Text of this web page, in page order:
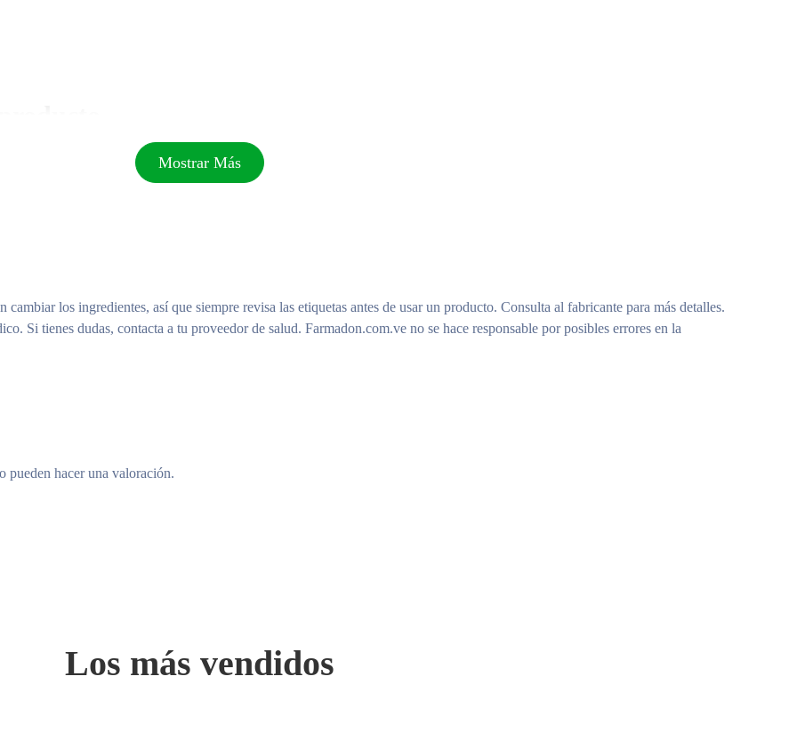
Mostrar Más
cambiar los ingredientes, así que siempre revisa las etiquetas antes de usar un producto. Consulta al fabricante para más detalles.
Si tienes dudas, contacta a tu proveedor de salud. Farmadon.com.ve no se hace responsable por posibles errores en la
pueden hacer una valoración.
Los más vendidos